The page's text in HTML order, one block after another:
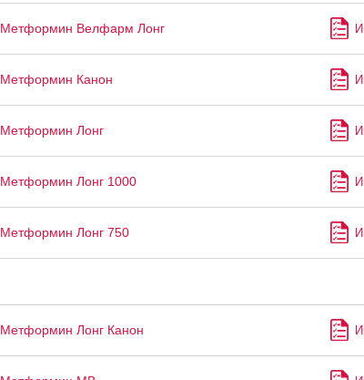
Метформин Велфарм Лонг
Метформин Канон
Метформин Лонг
Метформин Лонг 1000
Метформин Лонг 750
Метформин Лонг Канон